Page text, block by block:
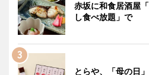
赤坂に和食居酒屋
し食べ放題」で
とらや、「母の日